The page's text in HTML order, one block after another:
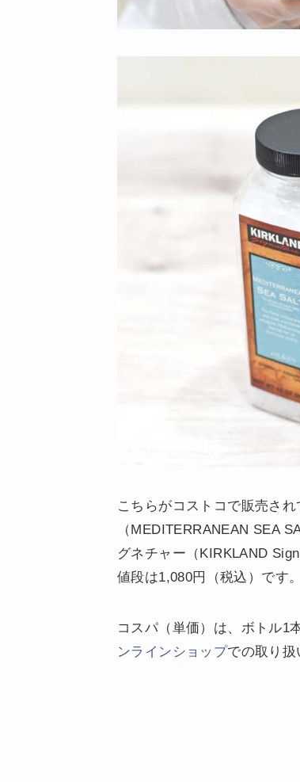
こちらがコストコで販売さ
（MEDITERRANEAN SEA
グネチャー（KIRKLAND
値段は1,080円（税込）です。
コスパ（単価）は、ボトル1
ンラインショップでの取り扱